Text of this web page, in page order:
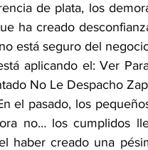
de plata, los
ha creado
está seguro del
aplicando el: Ver
No Le Despacho
el pasado, los
no… los cumplidos
haber creado una